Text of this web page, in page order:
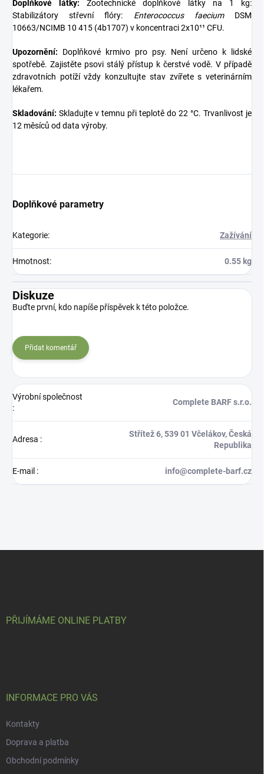
Doplňkové látky: Zootechnické doplňkové látky na 1 kg:
Stabilizátory střevní flóry: Enterococcus faeciumDSM
10663/NCIMB 10 415 (4b1707) v koncentraci 2x10¹¹ CFU.
Upozornění: Doplňkové krmivo pro psy. Není určeno k lidské
spotřebě. Zajistěte psovi stálý přístup k čerstvé vodě. V případě
zdravotních potíží vždy konzultujte stav zvířete s veterinárním
lékařem.
Skladování: Skladujte v temnu při teplotě do 22 °C. Trvanlivost je
12 měsíců od data výroby.
Doplňkové parametry
Kategorie: Zažívání
Hmotnost: 0.55 kg
Diskuze
Buďte první, kdo napíše příspěvek k této položce.
Přidat komentář
Výrobní společnost
:
Complete BARF s.r.o.
Adresa :
Střítež 6, 539 01 Včelákov, Česká
Republika
E-mail : info@complete-barf.cz
PŘIJÍMÁME ONLINE PLATBY
INFORMACE PRO VÁS
Kontakty
Doprava a platba
Obchodní podmínky